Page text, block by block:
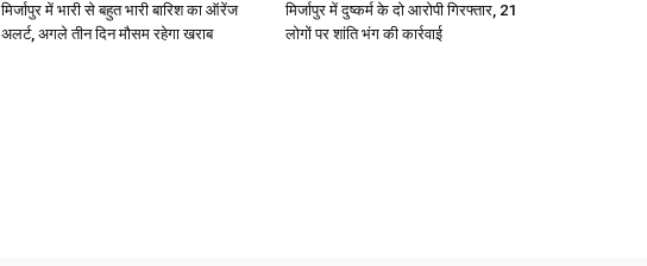
News
मिर्जापुर में भारी से बहुत भारी बारिश का ऑरेंज
अलर्ट, अगले तीन दिन मौसम रहेगा खराब
मिर्जापुर में दुष्कर्म के दो आरोपी गिरफ्तार, 21
लोगों पर शांति भंग की कार्रवाई